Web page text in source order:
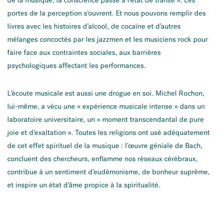
portes de la perception s’ouvrent. Et nous pouvons remplir des
livres avec les histoires d’alcool, de cocaïne et d’autres
mélanges concoctés par les jazzmen et les musiciens rock pour
faire face aux contraintes sociales, aux barrières
psychologiques affectant les performances.
L’écoute musicale est aussi une drogue en soi. Michel Rochon,
lui-même, a vécu une « expérience musicale intense » dans un
laboratoire universitaire, un « moment transcendantal de pure
joie et d’exaltation ». Toutes les religions ont usé adéquatement
de cet effet spirituel de la musique : l’œuvre géniale de Bach,
concluent des chercheurs, enflamme nos réseaux cérébraux,
contribue à un sentiment d’eudémonisme, de bonheur suprême,
et inspire un état d’âme propice à la spiritualité.